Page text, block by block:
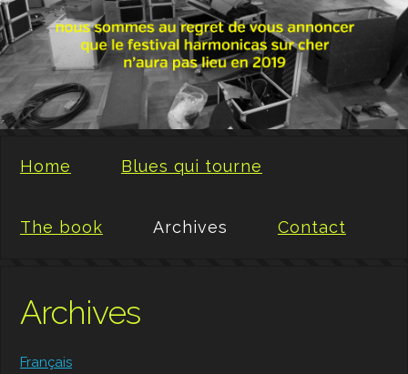
Home Blues qui tourne
The book Archives Contact
Archives
Français